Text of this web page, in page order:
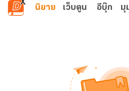
ข้ามไปยังเนื้อหาหลัก
นิยาย เว็บตูน อีบุ๊ก มุ